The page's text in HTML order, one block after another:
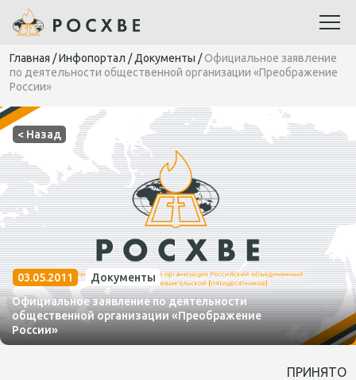
Главная /Инфопортал /Документы /Официальное заявление
по деятельности общественной организации «Преображение
России»
< Назад
03.05.2011
Документы
Официальное заявление по деятельности
общественной организации «Преображение
России»
ПРИНЯТО